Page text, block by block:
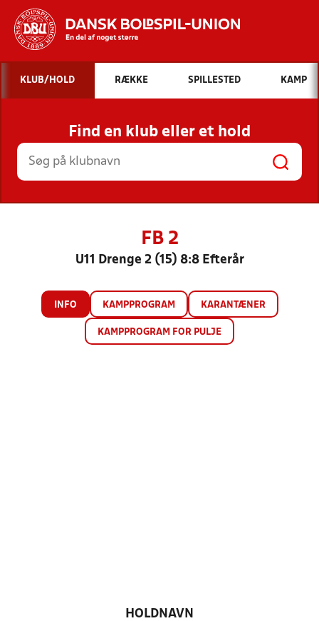
Hvad vil du søge efter?
INDHOLD OG NYHEDER
STILLINGER, RESULTATER, KLUBBER OG
HOLD
KLUB/HOLD RÆKKE SPILLESTED KAMP
Find en klub eller et hold
FB 2
U11 Drenge 2 (15) 8:8 Efterår
INFO KAMPPROGRAM KARANTÆNER
KAMPPROGRAM FOR PULJE
HOLDNAVN